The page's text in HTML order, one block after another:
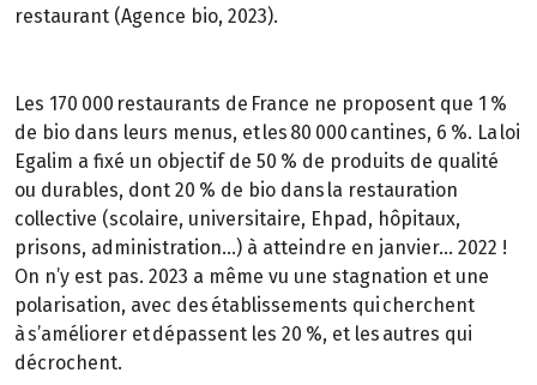
restaurant (Agence bio, 2023).
Les 170 000 restaurants de France ne proposent que 1 %
de bio dans leurs menus, et les 80 000 cantines, 6 %. La loi
Egalim a fixé un objectif de 50 % de produits de qualité
ou durables, dont 20 % de bio dans la restauration
collective (scolaire, universitaire, Ehpad, hôpitaux,
prisons, administration…) à atteindre en janvier… 2022 !
On n’y est pas. 2023 a même vu une stagnation et une
polarisation, avec des établissements qui cherchent
à s’améliorer et dépassent les 20 %, et les autres qui
décrochent.